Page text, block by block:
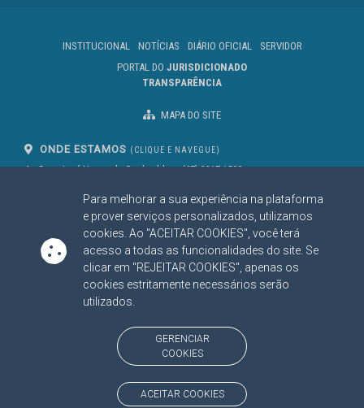
Para melhorar a sua experiência na plataforma
e prover serviços personalizados, utilizamos
cookies. Ao "ACEITAR COOKIES", você terá
acesso a todas as funcionalidades do site. Se
clicar em "REJEITAR COOKIES", apenas os
cookies estritamente necessários serão
utilizados.
GERENCIAR
COOKIES
ACEITAR COOKIES
INSTITUCIONAL NOTÍCIAS DIÁRIO OFICIAL
SERVIDOR
PORTAL DO JURISDICIONADO
TRANSPARÊNCIA
MAPA DO SITE
ONDE ESTAMOS (CLIQUE E NAVEGUE)
Av. Des. José Nunes da Cunha, bloco
Campo Grande/MS
CEP: 79031-310
(67) 3317-1500
SIGA NOSSAS REDES SOCIAIS
Linked InYoutube
Facebook
X Instagram
BAIXE NOSSO APLICATIVO